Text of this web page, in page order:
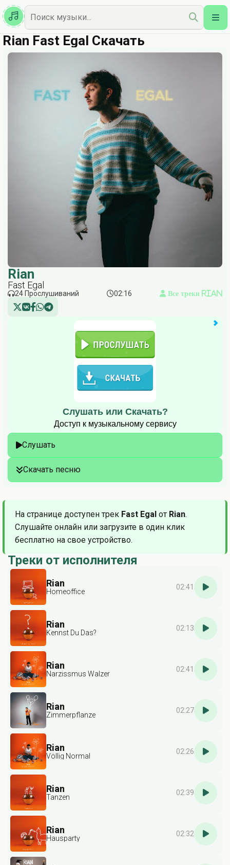
Казахская
Наш Топ
Rian Fast Egal Скачать
Rian
Fast Egal
24 Прослушиваний 02:16 Все треки Rian
Слушать или Скачать?
Доступ к музыкальному сервису
Слушать
Скачать песню
На странице доступен трек Fast Egal от Rian.
Слушайте онлайн или загрузите в один клик
бесплатно на свое устройство.
Треки от исполнителя
Rian
Homeoffice
02:41
Rian
Kennst Du Das?
02:13
Rian
Narzissmus Walzer
02:41
Rian
Zimmerpflanze
02:27
Rian
Völlig Normal
02:26
Rian
Tanzen
02:39
Rian
Hausparty
02:32